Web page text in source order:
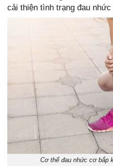
cải thiện tình trạng đau
Cơ thể đau nhức cơ bắp